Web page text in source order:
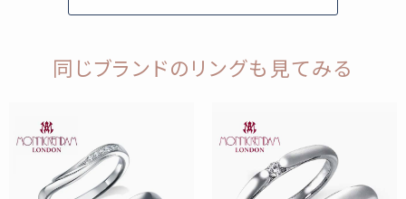
同じブランドのリングも見てみる